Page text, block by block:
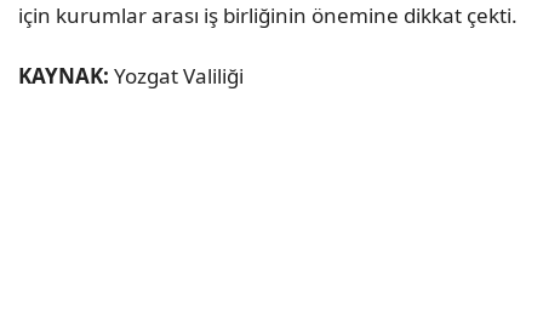
için kurumlar arası iş birliğinin önemine dikkat çekti.
KAYNAK: Yozgat Valiliği